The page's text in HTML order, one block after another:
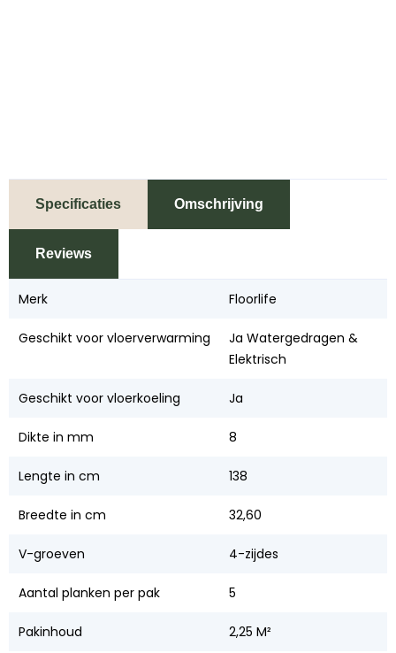
Specificaties Omschrijving
Reviews
Merk Floorlife
Geschikt voor vloerverwarming
Ja Watergedragen &
Elektrisch
Geschikt voor vloerkoeling Ja
Dikte in mm 8
Lengte in cm 138
Breedte in cm 32,60
V-groeven 4-zijdes
Aantal planken per pak 5
Pakinhoud 2,25 M²